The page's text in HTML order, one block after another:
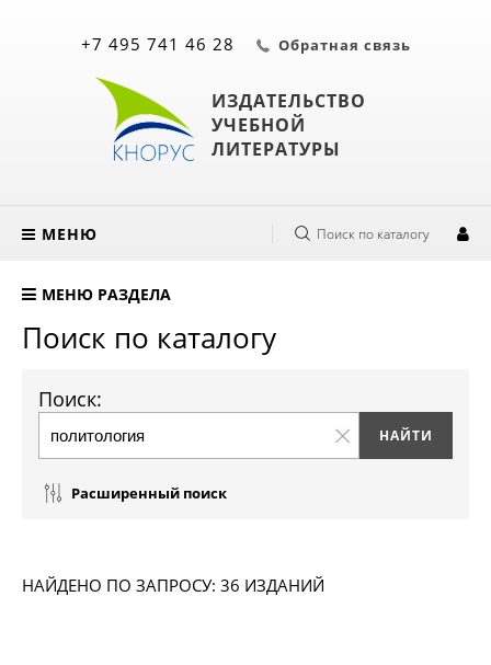
ИЗДАТЕЛЬСТВО
УЧЕБНОЙ
ЛИТЕРАТУРЫ
+7 495 741 46 28 Обратная связь
МЕНЮ Поиск по каталогу
МЕНЮ РАЗДЕЛА
Поиск по каталогу
Поиск:
Расширенный поиск
НАЙДЕНО ПО ЗАПРОСУ: 36 ИЗДАНИЙ